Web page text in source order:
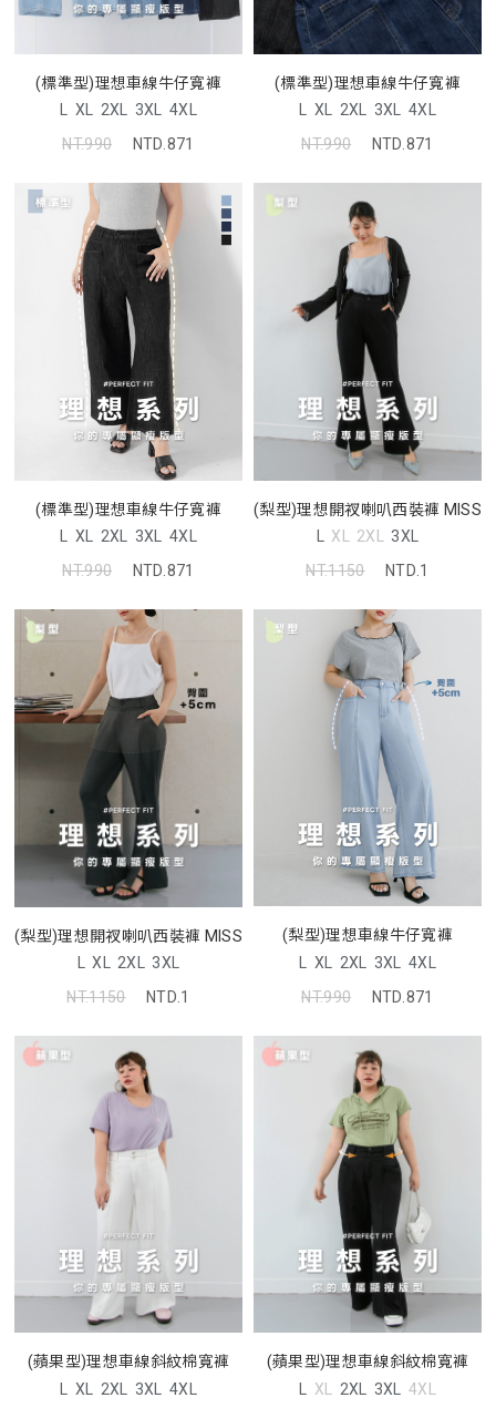
(標準型)理想車線牛仔寬褲
L XL 2XL 3XL 4XL
NT.990
NTD.871
(標準型)理想車線牛仔寬褲
L XL 2XL 3XL 4XL
NT.990
NTD.871
(標準型)理想車線牛仔寬褲
L XL 2XL 3XL 4XL
NT.990
NTD.871
(梨型)理想開衩喇叭西裝褲 MISS
L XL 2XL 3XL
NT.1150
NTD.1
(梨型)理想開衩喇叭西裝褲 MISS
L XL 2XL 3XL
NT.1150
NTD.1
(梨型)理想車線牛仔寬褲
L XL 2XL 3XL 4XL
NT.990
NTD.871
(蘋果型)理想車線斜紋棉寬褲
L XL 2XL 3XL 4XL
(蘋果型)理想車線斜紋棉寬褲
L XL 2XL 3XL 4XL